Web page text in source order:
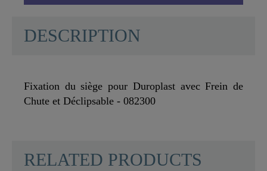
DESCRIPTION
Fixation du siège pour Duroplast avec Frein de
Chute et Déclipsable - 082300
RELATED PRODUCTS